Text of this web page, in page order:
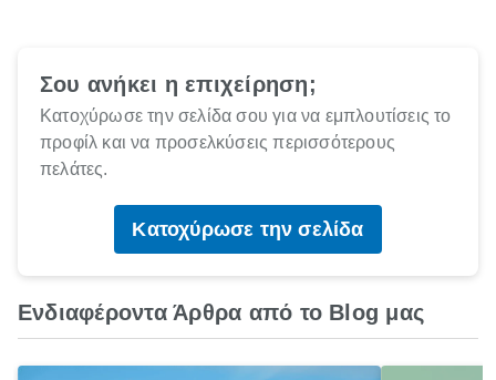
Σου ανήκει η επιχείρηση;
Κατοχύρωσε την σελίδα σου για να εμπλουτίσεις το
προφίλ και να προσελκύσεις περισσότερους
πελάτες.
Κατοχύρωσε την σελίδα
Ενδιαφέροντα Άρθρα από το Blog μας